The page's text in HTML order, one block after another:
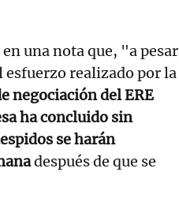
una nota que, "a pesar
esfuerzo realizado por la
negociación del ERE
ha concluido sin
se harán
después de que se